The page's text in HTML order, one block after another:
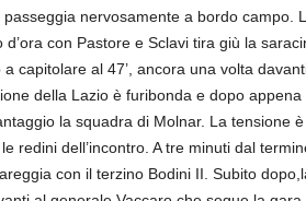
nervosamente a bordo campo.
d’ora con Pastore e Sclavi tira giù la
capitolare al 47’, ancora una volta
della Lazio è furibonda e dopo
la squadra di Molnar. La tensione
redini dell’incontro. A tre minuti dal
con il terzino Bodini II. Subito